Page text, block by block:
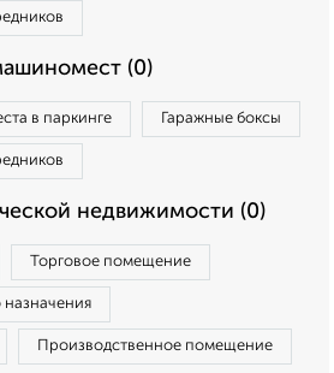
(0)
в паркинге Гаражные боксы
недвижимости (0)
Торговое помещение
Производственное помещение